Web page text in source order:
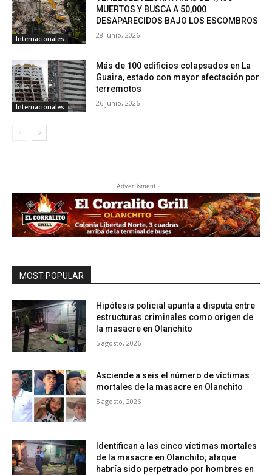
Internacionales
MUERTOS Y BUSCA A 50,000
DESAPARECIDOS BAJO LOS ESCOMBROS
28 junio, 2026
Internacionales
Más de 100 edificios colapsados en La
Guaira, estado con mayor afectación por
terremotos
26 junio, 2026
- Advertisment -
MOST POPULAR
Hipótesis policial apunta a disputa entre
estructuras criminales como origen de
la masacre en Olanchito
5 agosto, 2026
Asciende a seis el número de víctimas
mortales de la masacre en Olanchito
5 agosto, 2026
Identifican a las cinco víctimas mortales
de la masacre en Olanchito; ataque
habría sido perpetrado por hombres en